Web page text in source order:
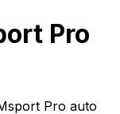
Pro
Pro auto